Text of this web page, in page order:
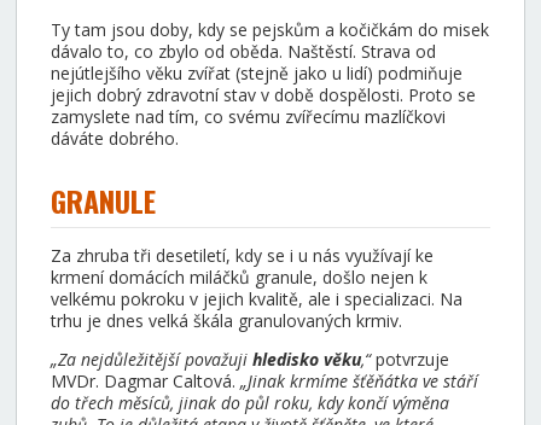
Ty tam jsou doby, kdy se pejskům a kočičkám do misek
dávalo to, co zbylo od oběda. Naštěstí. Strava od
nejútlejšího věku zvířat (stejně jako u lidí) podmiňuje
jejich dobrý zdravotní stav v době dospělosti. Proto se
zamyslete nad tím, co svému zvířecímu mazlíčkovi
dáváte dobrého.
GRANULE
Za zhruba tři desetiletí, kdy se i u nás využívají ke
krmení domácích miláčků granule, došlo nejen k
velkému pokroku v jejich kvalitě, ale i specializaci. Na
trhu je dnes velká škála granulovaných krmiv.
„Za nejdůležitější považuji hledisko věku,“potvrzuje
MVDr. Dagmar Caltová. „Jinak krmíme šťěňátka ve stáří
do třech měsíců, jinak do půl roku, kdy končí výměna